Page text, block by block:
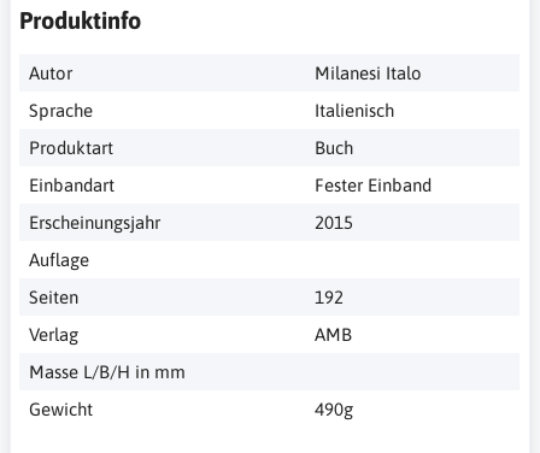
Produktinfo
Autor
Milanesi Italo
Sprache
Italienisch
Produktart
Buch
Einbandart
Fester Einband
Erscheinungsjahr
2015
Auflage
Seiten
192
Verlag
AMB
Masse L/B/H in mm
Gewicht
490g